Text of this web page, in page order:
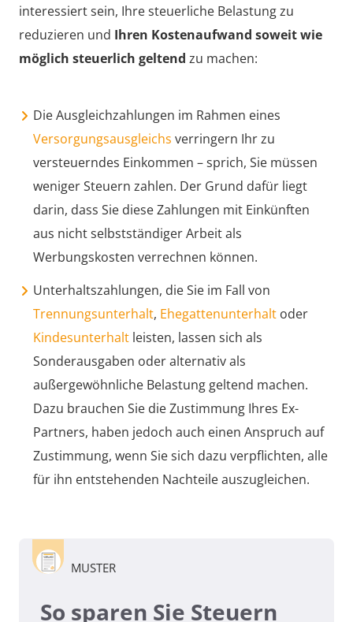
interessiert sein, Ihre steuerliche Belastung zu
reduzieren und Ihren Kostenaufwand soweit wie
möglich steuerlich geltend zu machen:
Die Ausgleichzahlungen im Rahmen eines
Versorgungsausgleichs verringern Ihr zu
versteuerndes Einkommen – sprich, Sie müssen
weniger Steuern zahlen. Der Grund dafür liegt
darin, dass Sie diese Zahlungen mit Einkünften
aus nicht selbstständiger Arbeit als
Werbungskosten verrechnen können.
Unterhaltszahlungen, die Sie im Fall von
Trennungsunterhalt, Ehegattenunterhalt oder
Kindesunterhalt leisten, lassen sich als
Sonderausgaben oder alternativ als
außergewöhnliche Belastung geltend machen.
Dazu brauchen Sie die Zustimmung Ihres Ex-
Partners, haben jedoch auch einen Anspruch auf
Zustimmung, wenn Sie sich dazu verpflichten, alle
für ihn entstehenden Nachteile auszugleichen.
MUSTER
So sparen Sie Steuern